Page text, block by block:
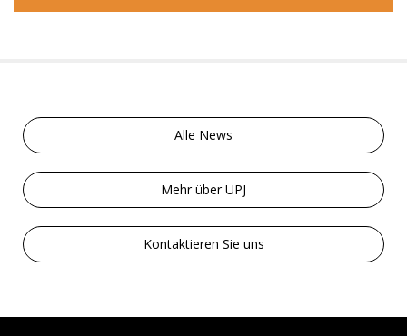
Alle News
Mehr über UPJ
Kontaktieren Sie uns